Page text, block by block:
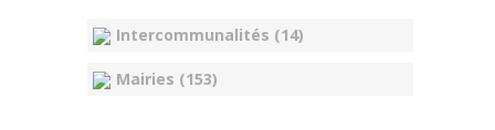
Intercommunalités (14)
Mairies (153)